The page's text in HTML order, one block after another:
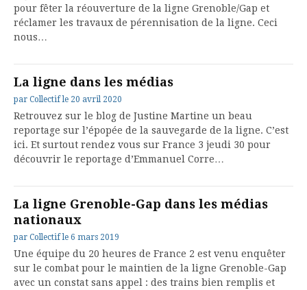
pour fêter la réouverture de la ligne Grenoble/Gap et
réclamer les travaux de pérennisation de la ligne. Ceci
nous…
La ligne dans les médias
par Collectif le 20 avril 2020
Retrouvez sur le blog de Justine Martine un beau
reportage sur l’épopée de la sauvegarde de la ligne. C’est
ici. Et surtout rendez vous sur France 3 jeudi 30 pour
découvrir le reportage d’Emmanuel Corre…
La ligne Grenoble-Gap dans les médias
nationaux
par Collectif le 6 mars 2019
Une équipe du 20 heures de France 2 est venu enquêter
sur le combat pour le maintien de la ligne Grenoble-Gap
avec un constat sans appel : des trains bien remplis et